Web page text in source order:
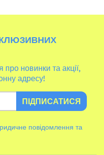
новинки та акції,
адресу!
ПІДПИСАТИСЯ
повідомлення та